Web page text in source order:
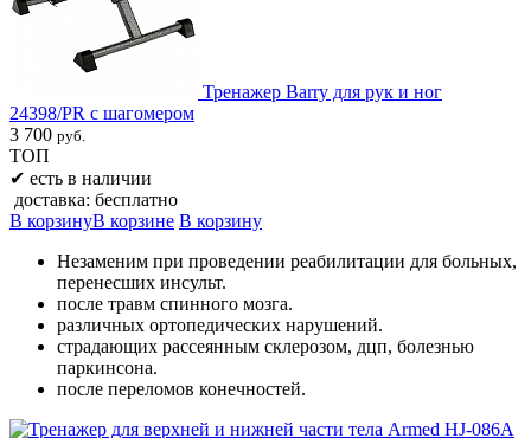
Тренажер Barry для рук и ног
24398/PR с шагомером
3 700 руб.
ТОП
✔ есть в наличии
доставка: бесплатно
В корзинуВ корзине В корзину
Незаменим при проведении реабилитации для больных,
перенесших инсульт.
после травм спинного мозга.
различных ортопедических нарушений.
страдающих рассеянным склерозом, дцп, болезнью
паркинсона.
после переломов конечностей.